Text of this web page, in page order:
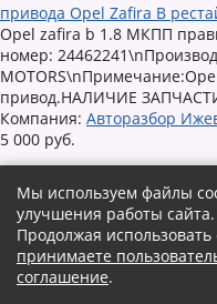
привода Opel Zafira B
Opel zafira b 1.8 МКПП
номер:
привод.НАЛИЧИЕ
Компания: Авторазбор
5 000 руб.
Мы используем файлы
улучшения работы сайта.
Продолжая использовать
принимаете
соглашение.